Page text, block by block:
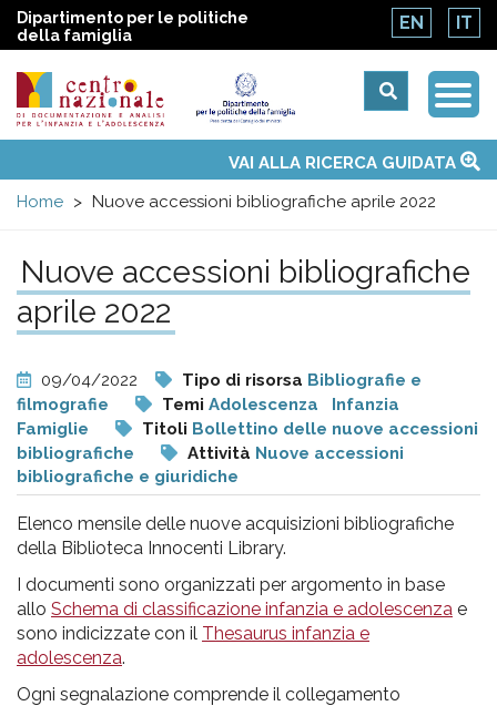
Dipartimento per le politiche
della famiglia
EN IT
Centro
nazionale
di
Documentazione
e
analisi
pr
l'infanzia
e
l'adolescenza
menu
Temi
Attività
Convenzione ONUVAI ALLA RICERCA GUIDATA
Home
Nuove accessioni bibliografiche aprile 2022
Nuove accessioni bibliografiche
aprile 2022
09/04/2022 Tipo di risorsa Bibliografie e
filmografie
Temi Adolescenza
Infanzia
Famiglie
Titoli Bollettino delle nuove accessioni
bibliografiche
Attività Nuove accessioni
bibliografiche e giuridiche
Elenco mensile delle nuove acquisizioni bibliografiche
della Biblioteca Innocenti Library.
I documenti sono organizzati per argomento in base
allo Schema di classificazione infanzia e adolescenza e
sono indicizzate con il Thesaurus infanzia e
adolescenza.
Ogni segnalazione comprende il collegamento